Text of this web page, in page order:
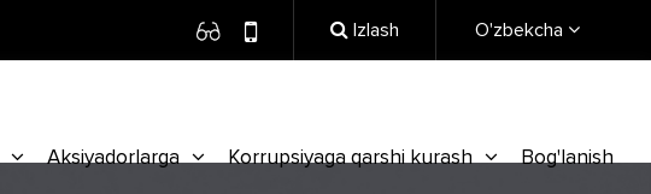
Izlash O'zbekcha
Aksiyadorlarga Korrupsiyaga qarshi kurash Bog'lanish